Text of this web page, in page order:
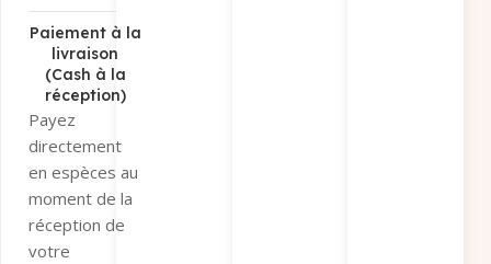
virement
bancaire
Sélectionnez «
Paiement par
virement » et
recevez nos
bancaires par
WhatsApp.
Paiement à la
livraison
(Cash à la
réception)
Payez
directement
en espèces au
moment de la
réception de
votre